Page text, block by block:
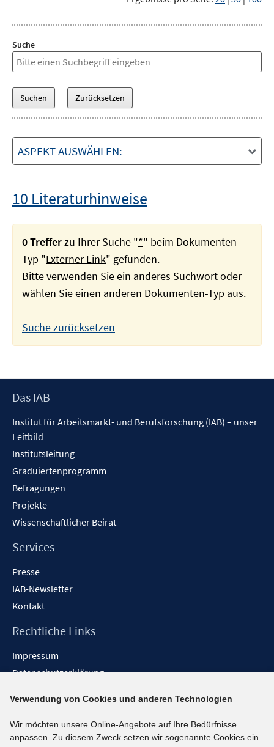
Suche
ASPEKT AUSWÄHLEN:
10 Literaturhinweise
0 Trefferzu Ihrer Suche "*" beim Dokumenten-
Typ "Externer Link" gefunden.
Bitte verwenden Sie ein anderes Suchwort oder
wählen Sie einen anderen Dokumenten-Typ aus.
Suche zurücksetzen
Footer
Das IAB
Institut für Arbeitsmarkt- und Berufsforschung (IAB) – unser
Leitbild
Institutsleitung
Graduiertenprogramm
Befragungen
Projekte
Wissenschaftlicher Beirat
Services
Presse
IAB-Newsletter
Kontakt
Rechtliche Links
Impressum
Datenschutzerklärung
Barrieren melden
Social-Media-Kanäle
Verwendung von Cookies und anderen Technologien
Wir möchten unsere Online-Angebote auf Ihre Bedürfnisse
anpassen. Zu diesem Zweck setzen wir sogenannte Cookies ein.